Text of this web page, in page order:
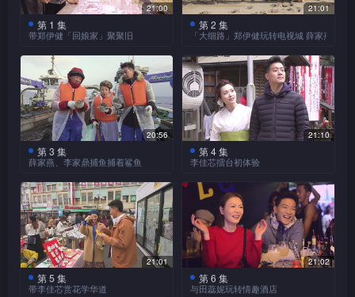
21:00
第 1 集
带郑伊健「回娘家」聚聚旧
为了给郑伊健一个难忘体
验，主持黎诺懿带好友走入街
市买菜，再回电视城饭堂设立
秘密厨房，合力炮制「诺E海
鲜面」。曹永廉、戏剧监制罗
永贤闻风而至，一尝二人手
势，并趣谈与伊健的合作往
事；阿廉还笑指当年被伊健教
坏，影响星途。
罗冠兰、郑丹瑞与伊健甚
辈到来，为伊健送上惊喜！伊
健与冠兰老师多年前因拍剧结
下母子缘，这次重聚却被「妈
妈」投诉无心肝！诺懿还引领
伊健重游电视城，跟多位旧朋
友聚旧。
21:01
第 2 集
「大细路」郑伊健玩转电视城 薛家燕、李
诺懿充当司机，踏单车带
「大细路」郑伊健重游电视
城，并细诉拍剧百厌事。伊健
拿出丫叉玩具与诺懿比拼眼
力，却反要诺懿教路？诺懿深
知好兄弟爱吃牛脷酥，特意找
师傅学艺，未料制作过程出现
阻滞！伊健还畅谈与太太的相
处之道。
镜头一转，诺懿现身日本
梳乎之旅。三人激玩VR恐怖
游戏，家燕姐吓得花容失色！
平户酒店设有露天风吕，家燕
姐出浴画面震撼视觉！他们及
后换上和服打卡，还可见识鼎
爷的马术功架。
20:56
第 3 集
薛家燕、李家鼎捕鱼捕着鲨鱼
跟随渔船出海捕鱼是日本
平户一大特色体验，诺懿与薛
家燕、李家鼎化身渔民，竟捕
获鲨鱼？丰富渔获让家燕姐尖
叫声不绝！诺懿还笑言找到比
鼎爷更凶恶的生物？
登上平户城饱览美景后，
21:10
第 4 集
李佳芯擂台初体验
诺懿为李佳芯（Ali）安排
连串「少女心」行程，她的女
神形象竟出现崩坏危机？
日本职业女子摔角手比赛
时的演技张力十足，二人一同
拜师学艺。Ali更化身「拳
21:01
第 5 集
带李佳芯赏花学华道
21:02
第 6 集
与田蕊妮玩转情趣酒店